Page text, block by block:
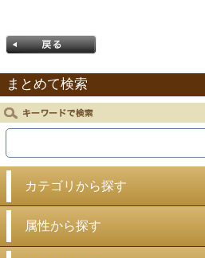
戻る
まとめて検索
カテゴリから探す
属性から探す